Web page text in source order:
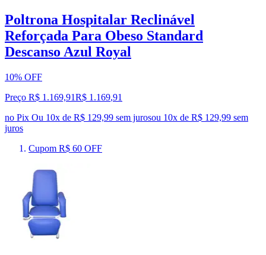
Poltrona Hospitalar Reclinável
Reforçada Para Obeso Standard
Descanso Azul Royal
10% OFF
Preço R$ 1.169,91R$ 1.169,91
no Pix Ou 10x de R$ 129,99 sem jurosou 10x de R$ 129,99 sem
juros
Cupom R$ 60 OFF